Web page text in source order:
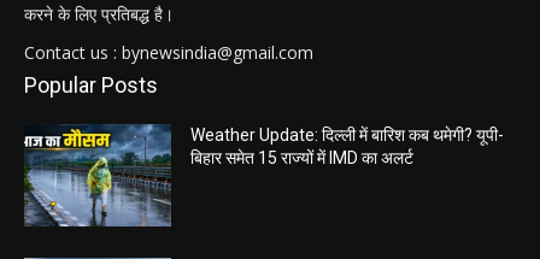
करने के लिए प्रतिबद्ध है।
Contact us : bynewsindia@gmail.com
Popular Posts
Weather Update: दिल्ली में बारिश कब थमेगी? यूपी-
बिहार समेत 15 राज्यों में IMD का अलर्ट